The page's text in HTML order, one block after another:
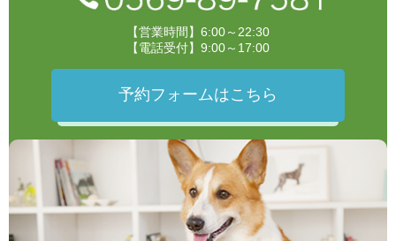
【営業時間】6:00～22:30
【電話受付】9:00～17:00
予約フォームはこちら